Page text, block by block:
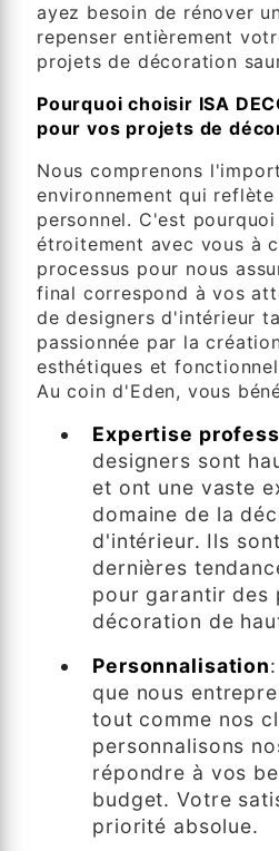
ayez besoin de rénover
repenser entièrement
projets de décoration
Pourquoi choisir ISA
pour vos projets de
Nous comprenons
environnement qui
personnel. C'est
étroitement avec vous à
processus pour nous
final correspond à vos
de designers d'intérieur
passionnée par la
esthétiques et
Au coin d'Eden, vous
Expertise
designers sont
et ont une vaste
domaine de la
d'intérieur. Ils
dernières
pour garantir des
décoration de
Personnalisation
que nous
tout comme nos
personnalisons
répondre à vos
budget. Votre
priorité absolue.